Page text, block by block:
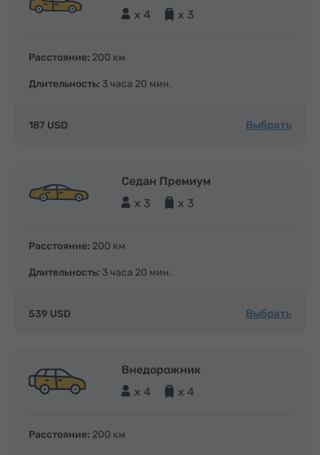
x 4
x 3
Расстояние: 200 км
Длительность: 3 часа 20 мин.
187 USD Выбрать
Седан Премиум
x 3
x 3
Расстояние: 200 км
Длительность: 3 часа 20 мин.
539 USD Выбрать
Внедорожник
x 4
x 4
Расстояние: 200 км